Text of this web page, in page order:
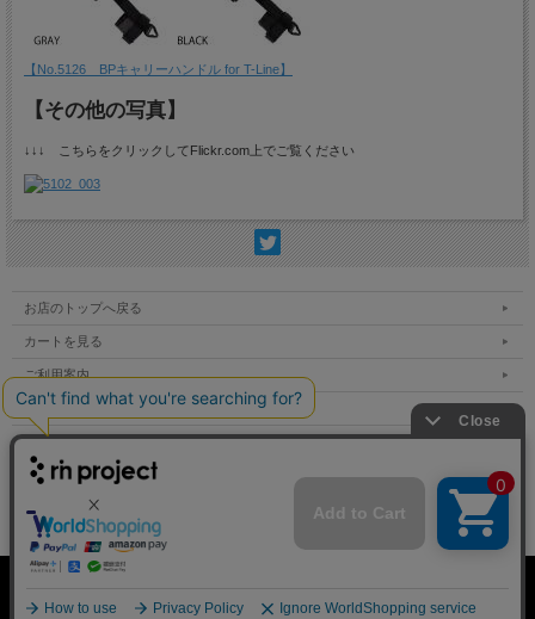
【No.5126 BPキャリーハンドル for T-Line】
【その他の写真】
↓↓↓ こちらをクリックしてFlickr.com上でご覧ください
お店のトップへ戻る
カートを見る
ご利用案内
特定商取引法表示
個人情報の取扱い
サイトマップ
お問い合わせ
Copyright (C) All Rights Reserved.